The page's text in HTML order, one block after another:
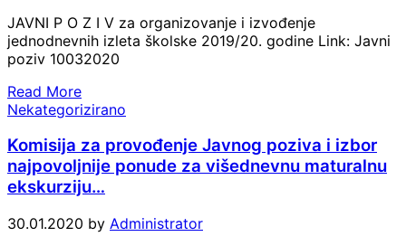
JAVNI P O Z I V za organizovanje i izvođenje
jednodnevnih izleta školske 2019/20. godine Link: Javni
poziv 10032020
Read More
Nekategorizirano
Komisija za provođenje Javnog poziva i izbor
najpovoljnije ponude za višednevnu maturalnu
ekskurziju…
30.01.2020 by Administrator